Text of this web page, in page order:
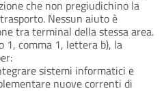
che non pregiudichino la
Nessun aiuto è
tra terminal della stessa area.
comma 1, lettera b), la
sistemi informatici e
nuove correnti di